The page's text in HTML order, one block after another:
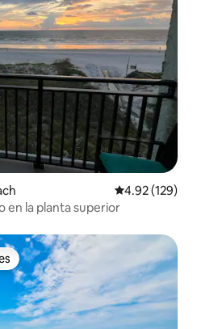
Calificación
4.92 (129)
en la planta superior